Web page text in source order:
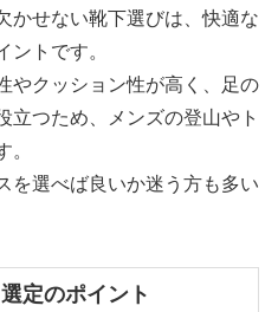
かせない靴下選びは、快適な
ントです。
やクッション性が高く、足の
立つため、メンズの登山やト
。
を選べば良いか迷う方も多い
定のポイント